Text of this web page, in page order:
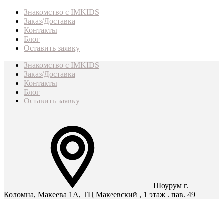
Знакомство с IMKIDS
Заказ/Доставка
Контакты
Блог
Оставить заявку
Знакомство с IMKIDS
Заказ/Доставка
Контакты
Блог
Оставить заявку
Шоурум г.
Коломна, Макеева 1А, ТЦ Макеевский , 1 этаж . пав. 49